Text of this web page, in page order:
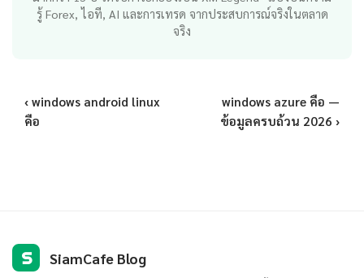
รู้ Forex, ไอที, AI และการเทรด จากประสบการณ์จริงในตลาด
จริง
‹ windows android linux
คือ
windows azure คือ —
ข้อมูลครบถ้วน 2026 ›
S SiamCafe Blog